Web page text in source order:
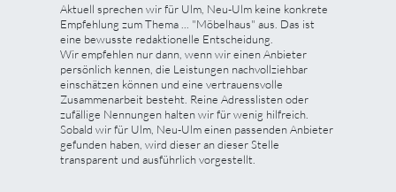
Aktuell sprechen wir für Ulm, Neu-Ulm keine konkrete
Empfehlung zum Thema ... "Möbelhaus" aus. Das ist
eine bewusste redaktionelle Entscheidung.
Wir empfehlen nur dann, wenn wir einen Anbieter
persönlich kennen, die Leistungen nachvollziehbar
einschätzen können und eine vertrauensvolle
Zusammenarbeit besteht. Reine Adresslisten oder
zufällige Nennungen halten wir für wenig hilfreich.
Sobald wir für Ulm, Neu-Ulm einen passenden Anbieter
gefunden haben, wird dieser an dieser Stelle
transparent und ausführlich vorgestellt.